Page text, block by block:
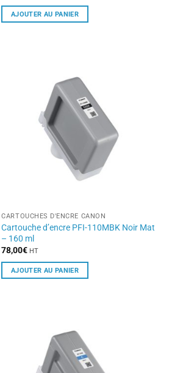
AJOUTER AU PANIER
CARTOUCHES D'ENCRE CANON
Cartouche d’encre PFI-110MBK Noir Mat
– 160 ml
78,00€ HT
AJOUTER AU PANIER